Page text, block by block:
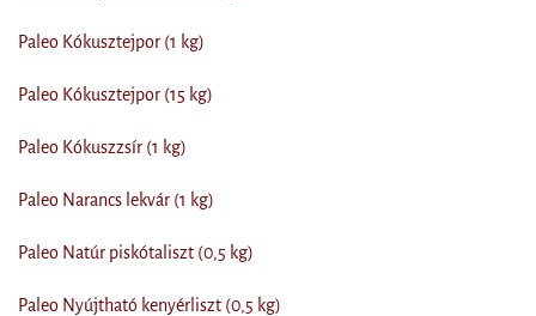
Paleo Kókusztejpor (1 kg)
Paleo Kókusztejpor (15 kg)
Paleo Kókuszzsír (1 kg)
Paleo Narancs lekvár (1 kg)
Paleo Natúr piskótaliszt (0,5 kg)
Paleo Nyújtható kenyérliszt (0,5 kg)